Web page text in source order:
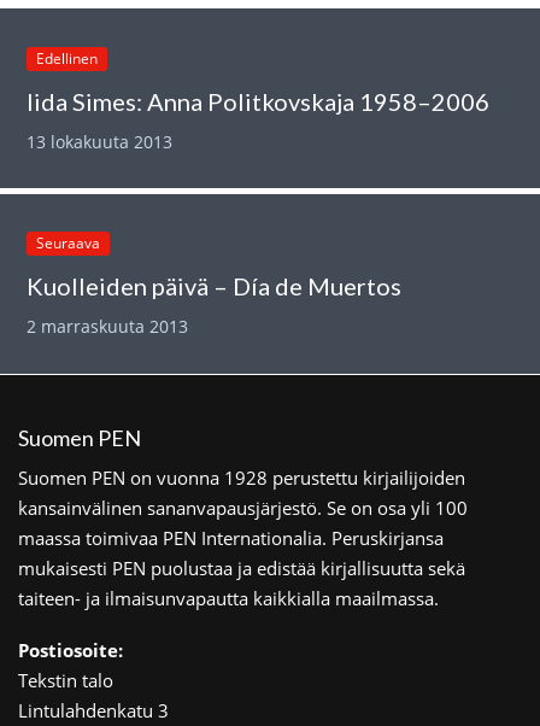
Edellinen
Iida Simes: Anna Politkovskaja 1958–2006
13 lokakuuta 2013
Seuraava
Kuolleiden päivä – Día de Muertos
2 marraskuuta 2013
Suomen PEN
Suomen PEN on vuonna 1928 perustettu kirjailijoiden
kansainvälinen sananvapausjärjestö. Se on osa yli 100
maassa toimivaa PEN Internationalia. Peruskirjansa
mukaisesti PEN puolustaa ja edistää kirjallisuutta sekä
taiteen- ja ilmaisunvapautta kaikkialla maailmassa.
Postiosoite:
Tekstin talo
Lintulahdenkatu 3